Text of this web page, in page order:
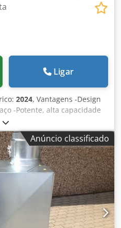
Ligar
2024, Vantagens -Design
-Potente, alta capacidade
-Fácil de manter,
universalmente,
-Design móvel -
sistema de placa frontal
técnicos: Potência nominal
do motor: 960 / 1430
h Superfície filtrante: 2 m² ( 2
300 mm com válvula de
D) em mm: 2971 x 1405 x
Anúncio classificado